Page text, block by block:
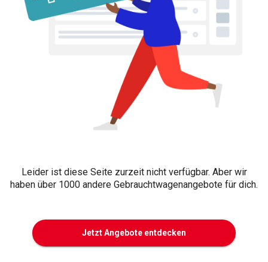
Leider ist diese Seite zurzeit nicht verfügbar. Aber wir
haben über 1000 andere Gebrauchtwagenangebote für dich.
Jetzt Angebote entdecken